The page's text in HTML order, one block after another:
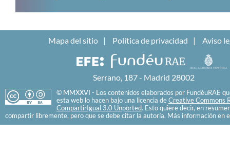
Mapa del sitio Política de privacidad Aviso
Serrano, 187 - Madrid 28002
© MMXXVI - Los contenidos elaborados por FundéuRAE
esta web lo hacen bajo una licencia de Creative Commons
CompartirIgual 3.0 Unported. Esto quiere decir, en
compartir libremente, pero que se debe citar la autoría. Más información en